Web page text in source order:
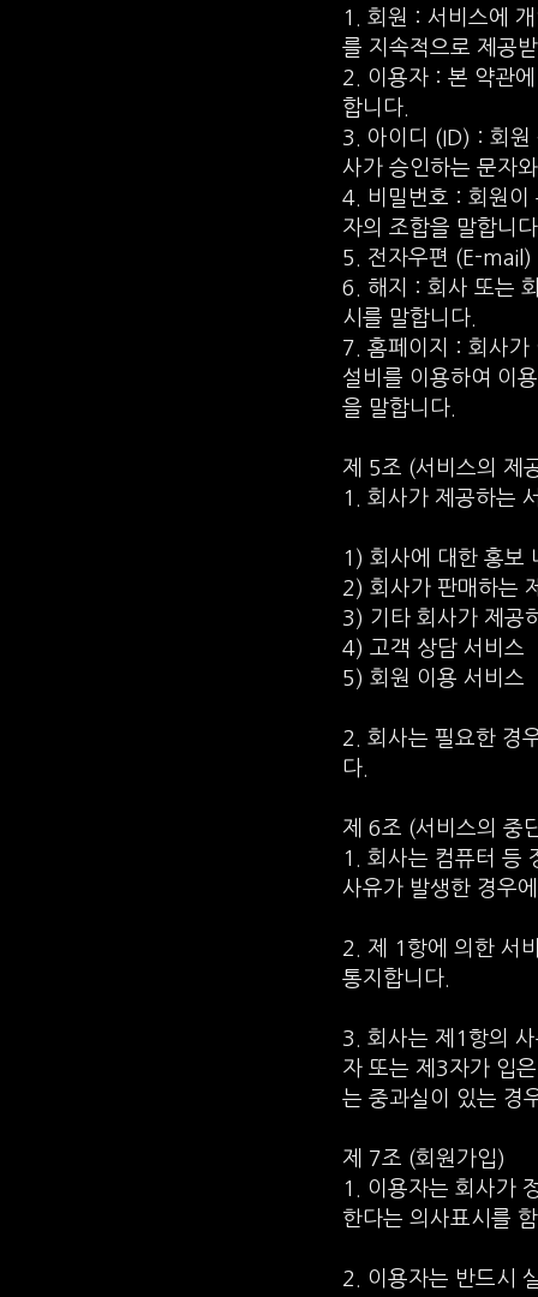
1. 회원 : 서비스에
를 지속적으로 제공
2. 이용자 : 본 약관
합니다.
3. 아이디 (ID) : 회원
사가 승인하는 문자
4. 비밀번호 : 회원이
자의 조합을 말합니
5. 전자우편 (E-mail)
6. 해지 : 회사 또는
시를 말합니다.
7. 홈페이지 : 회사가
설비를 이용하여 이
을 말합니다.
제 5조 (서비스의 제
1. 회사가 제공하는
1) 회사에 대한 홍보
2) 회사가 판매하는
3) 기타 회사가 제공
4) 고객 상담 서비스
5) 회원 이용 서비스
2. 회사는 필요한 경
다.
제 6조 (서비스의 중
1. 회사는 컴퓨터 등
사유가 발생한 경우
2. 제 1항에 의한 서
통지합니다.
3. 회사는 제1항의
자 또는 제3자가 입
는 중과실이 있는 경
제 7조 (회원가입)
1. 이용자는 회사가
한다는 의사표시를
2. 이용자는 반드시